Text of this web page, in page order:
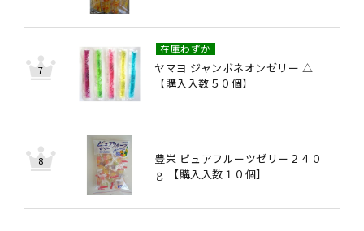
ヤマヨ ジャンボネオンゼリー △
【購入入数５０個】
在庫わずか
豊栄 ピュアフルーツゼリー２４０
ｇ 【購入入数１０個】